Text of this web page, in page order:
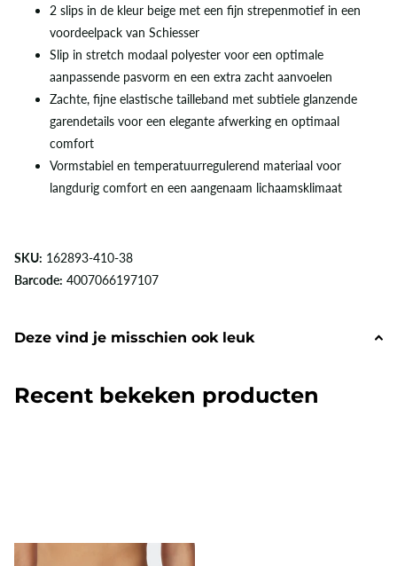
2 slips in de kleur beige met een fijn strepenmotief in een
voordeelpack van Schiesser
Slip in stretch modaal polyester voor een optimale
aanpassende pasvorm en een extra zacht aanvoelen
Zachte, fijne elastische tailleband met subtiele glanzende
garendetails voor een elegante afwerking en optimaal
comfort
Vormstabiel en temperatuurregulerend materiaal voor
langdurig comfort en een aangenaam lichaamsklimaat
SKU: 162893-410-38
Barcode: 4007066197107
Deze vind je misschien ook leuk
Recent bekeken producten